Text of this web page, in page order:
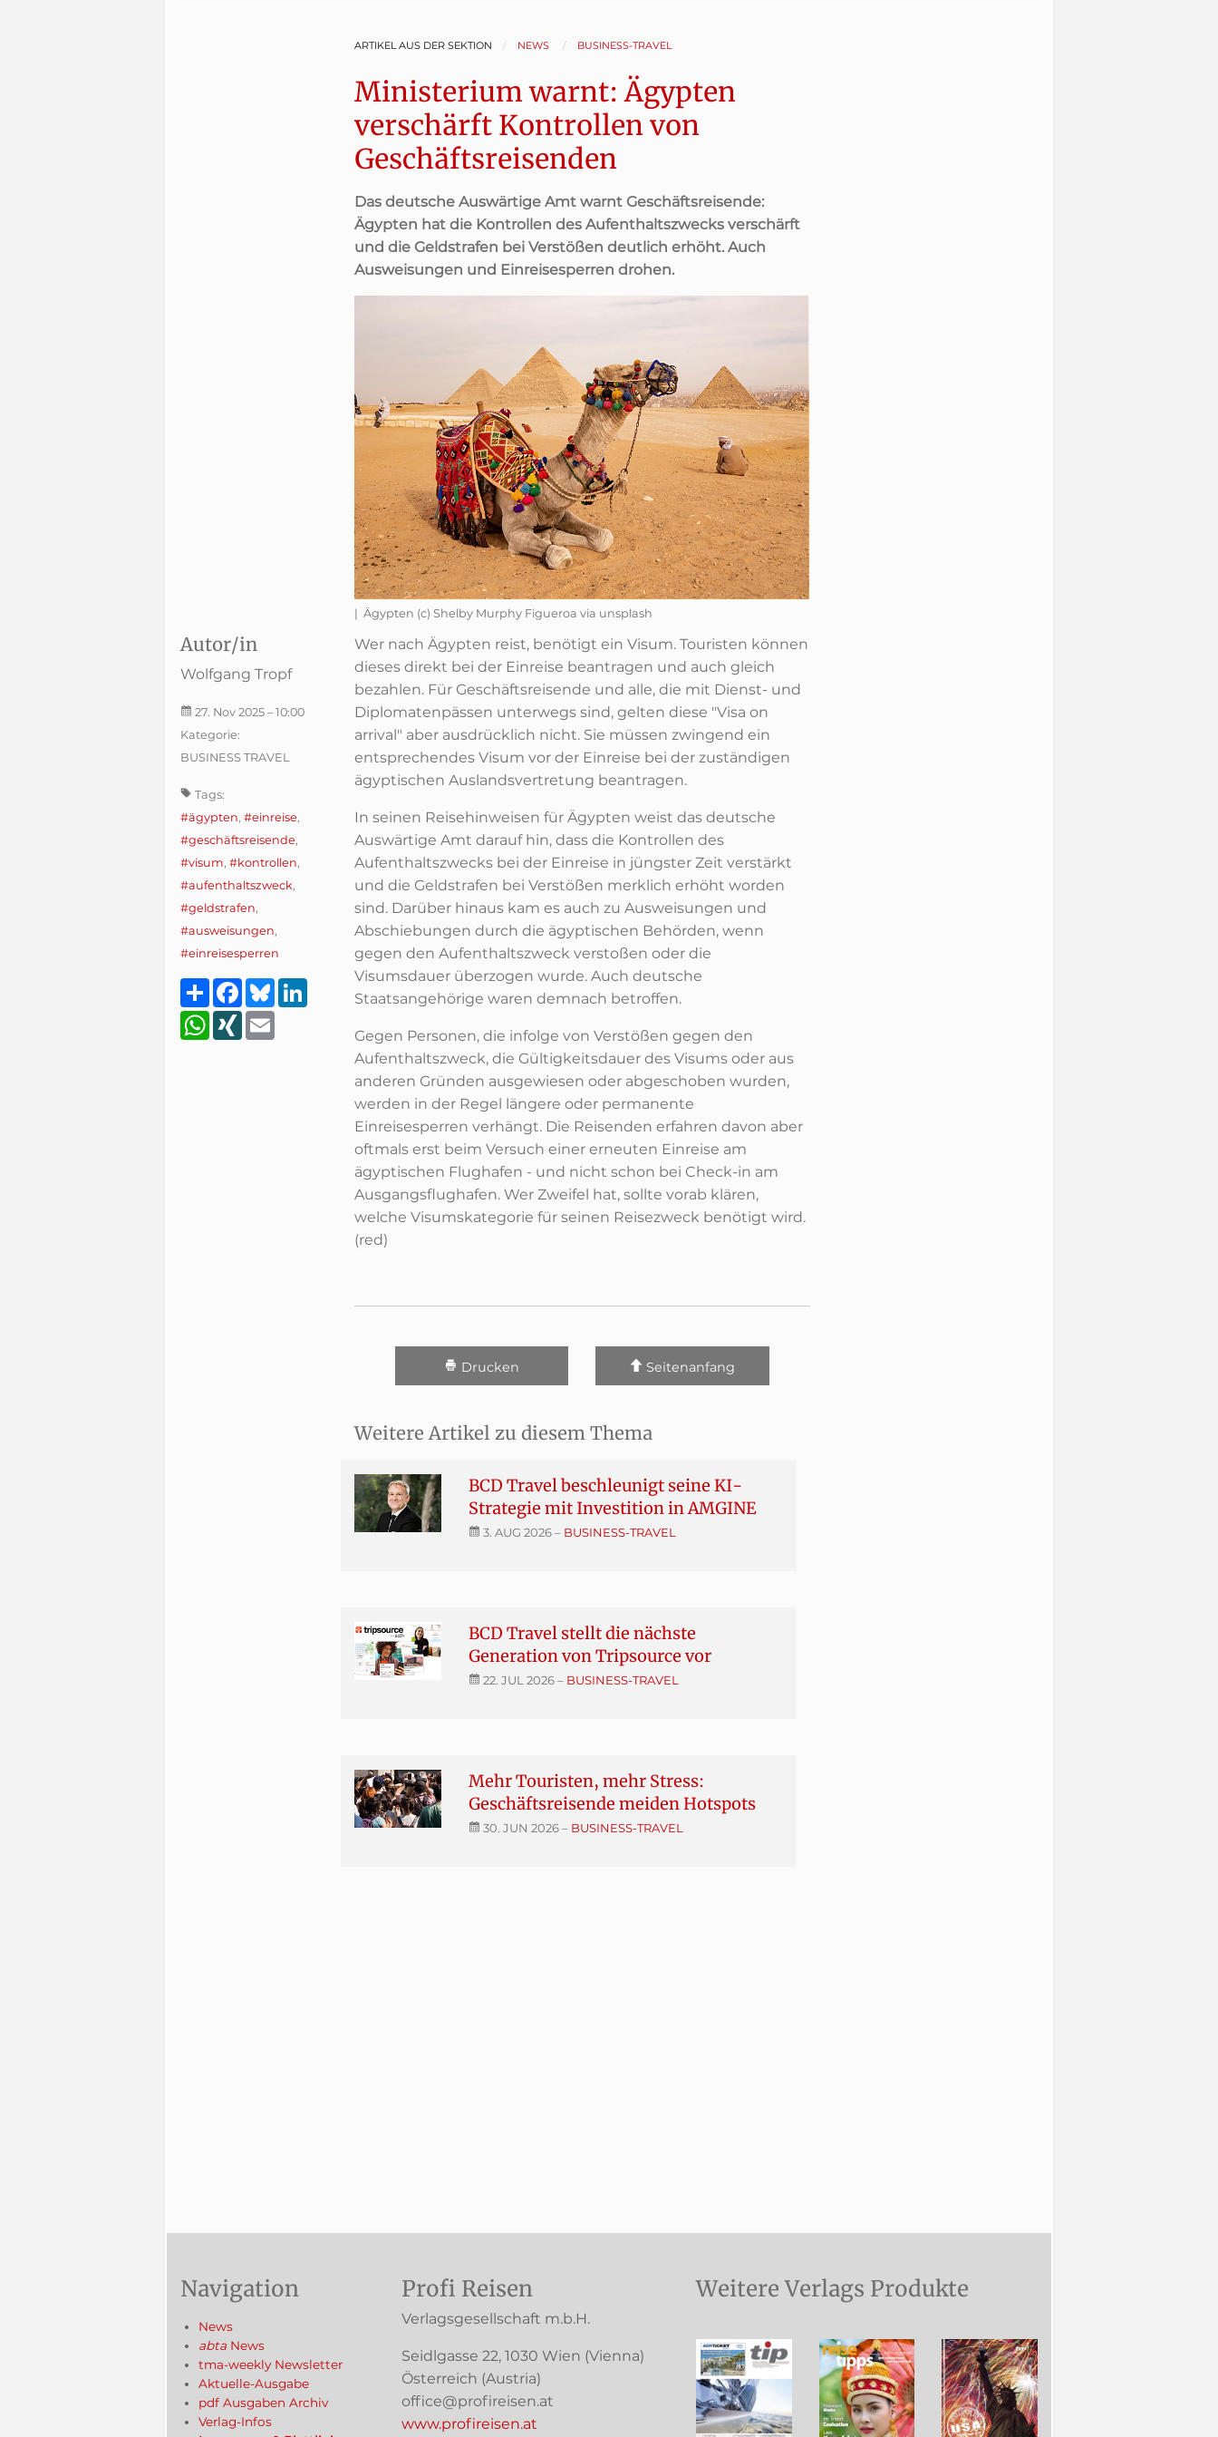
ARTIKEL AUS DER SEKTION NEWS BUSINESS-TRAVEL
Ministerium warnt: Ägypten
verschärft Kontrollen von
Geschäftsreisenden
Das deutsche Auswärtige Amt warnt Geschäftsreisende:
Ägypten hat die Kontrollen des Aufenthaltszwecks verschärft
und die Geldstrafen bei Verstößen deutlich erhöht. Auch
Ausweisungen und Einreisesperren drohen.
| Ägypten (c) Shelby Murphy Figueroa via unsplash
Autor/in
Wolfgang Tropf
27. Nov 2025 – 10:00
Kategorie:
BUSINESS TRAVEL
Tags:
#ägypten, #einreise,
#geschäftsreisende,
#visum, #kontrollen,
#aufenthaltszweck,
#geldstrafen,
#ausweisungen,
#einreisesperren
TeilenFacebook
BlueskyLinkedIn
WhatsApp
XING
Wer nach Ägypten reist, benötigt ein Visum. Touristen können
dieses direkt bei der Einreise beantragen und auch gleich
bezahlen. Für Geschäftsreisende und alle, die mit Dienst- und
Diplomatenpässen unterwegs sind, gelten diese "Visa on
arrival" aber ausdrücklich nicht. Sie müssen zwingend ein
entsprechendes Visum vor der Einreise bei der zuständigen
ägyptischen Auslandsvertretung beantragen.
In seinen Reisehinweisen für Ägypten weist das deutsche
Auswärtige Amt darauf hin, dass die Kontrollen des
Aufenthaltszwecks bei der Einreise in jüngster Zeit verstärkt
und die Geldstrafen bei Verstößen merklich erhöht worden
sind. Darüber hinaus kam es auch zu Ausweisungen und
Abschiebungen durch die ägyptischen Behörden, wenn
gegen den Aufenthaltszweck verstoßen oder die
Visumsdauer überzogen wurde. Auch deutsche
Staatsangehörige waren demnach betroffen.
Gegen Personen, die infolge von Verstößen gegen den
Aufenthaltszweck, die Gültigkeitsdauer des Visums oder aus
anderen Gründen ausgewiesen oder abgeschoben wurden,
werden in der Regel längere oder permanente
Einreisesperren verhängt. Die Reisenden erfahren davon aber
oftmals erst beim Versuch einer erneuten Einreise am
ägyptischen Flughafen - und nicht schon bei Check-in am
Ausgangsflughafen. Wer Zweifel hat, sollte vorab klären,
welche Visumskategorie für seinen Reisezweck benötigt wird.
(red)
Drucken Seitenanfang
Weitere Artikel zu diesem Thema
BCD Travel beschleunigt seine KI-
Strategie mit Investition in AMGINE
3. AUG 2026– BUSINESS-TRAVEL
BCD Travel stellt die nächste
Generation von Tripsource vor
22. JUL 2026– BUSINESS-TRAVEL
Mehr Touristen, mehr Stress:
Geschäftsreisende meiden Hotspots
30. JUN 2026– BUSINESS-TRAVEL
Navigation
News
abta News
tma-weekly Newsletter
Aktuelle-Ausgabe
pdf Ausgaben Archiv
Verlag-Infos
Profi Reisen
Verlagsgesellschaft m.b.H.
Seidlgasse 22, 1030 Wien (Vienna)
Österreich (Austria)
office@profireisen.at
www.profireisen.at
Weitere Verlags Produkte